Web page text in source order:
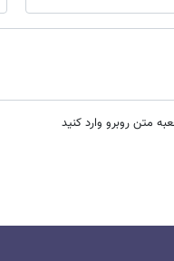
متن روبرو وارد کنید